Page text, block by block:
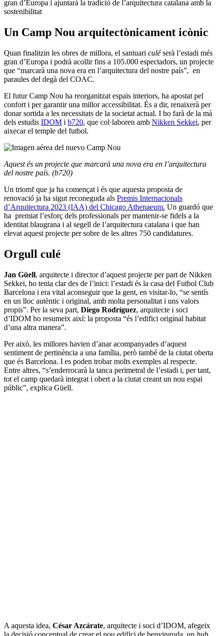
gran d’Europa i ajuntarà la tradició de l’arquitectura catalana amb la
sostenibilitat
Un Camp Nou arquitectònicament icònic
Quan finalitzin les obres de millora, el santuari culéserà l’estadi més
gran d’Europa i podrà acollir fins a 105.000 espectadors, un projecte
que “marcarà una nova era en l’arquitectura del nostre país”, en
paraules del degà del COAC.
El futur Camp Nou ha reorganitzat espais interiors, ha apostat pel
confort i per garantir una millor accessibilitat. És a dir, renaixerà per
donar sortida a les necessitats de la societat actual. I ho farà de la mà
dels estudis IDOM i b720, que col·laboren amb Nikken Sekkei, per
aixecar el temple del futbol.
Aquest és un projecte que marcarà una nova era en l’arquitectura
del nostre país. (b720)
Un triomf que ja ha començat i és que aquesta proposta de
renovació ja ha sigut reconeguda als Premis Internacionals
d’Arquitectura 2023 (IAA) del Chicago Athenaeum. Un guardó que
ha premiat l’esforç dels professionals per mantenir-se fidels a la
identitat blaugrana i al segell de l’arquitectura catalana i que han
elevat aquest projecte per sobre de les altres 750 candidatures.
Orgull culé
Jan Güell, arquitecte i director d’aquest projecte per part de Nikken
Sekkei, ho tenia clar des de l’inici: l’estadi és la casa del Futbol Club
Barcelona i era vital aconseguir que la gent, en visitar-lo, “se sentís
en un lloc autèntic i original, amb molta personalitat i uns valors
propis”. Per la seva part, Diego Rodríguez, arquitecte i soci
d’IDOM ho resumeix així: la proposta “és l’edifici original habitat
d’una altra manera”.
Per això, les millores havien d’anar acompanyades d’aquest
sentiment de pertinència a una família, però també de la ciutat oberta
que és Barcelona. I es poden trobar molts exemples al respecte.
Entre altres, “s’enderrocarà la tanca perimetral de l’estadi i, per tant,
tot el camp quedarà integrat i obert a la ciutat creant un nou espai
públic”, explica Güell.
A aquesta idea, César Azcárate, arquitecte i soci d’IDOM, afegeix
la decisió conceptual de crear el nou edifici de benvinguda, un hub